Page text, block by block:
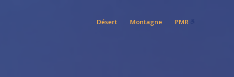
Désert Montagne PMR